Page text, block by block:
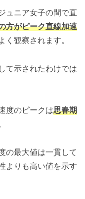
ュニア女子の間で直
方がピーク直線加速
く観察されます。
て示されたわけでは
度のピークは思春期
の最大値は一貫して
よりも高い値を示す